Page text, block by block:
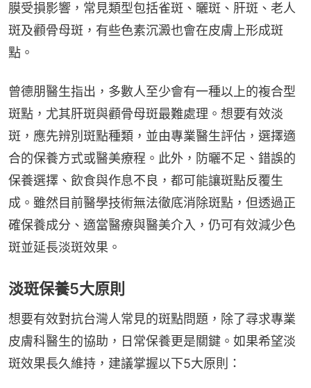
膜受損影響，常見類型包括雀斑、曬斑、肝斑、老人
斑及顴骨母斑，有些色素沉澱也會在皮膚上形成斑
點。
曾德朋醫生指出，多數人至少會有一種以上的複合型
斑點，尤其肝斑與顴骨母斑最難處理。想要有效淡
斑，應先辨別斑點種類，並由專業醫生評估，選擇適
合的保養方式或醫美療程。此外，防曬不足、錯誤的
保養選擇、飲食與作息不良，都可能讓斑點反覆生
成。雖然目前醫學技術無法徹底消除斑點，但透過正
確保養成分、適當醫療與醫美介入，仍可有效減少色
斑並延長淡斑效果。
淡斑保養5大原則
想要有效對抗台灣人常見的斑點問題，除了尋求專業
皮膚科醫生的協助，日常保養更是關鍵。如果希望淡
斑效果長久維持，建議掌握以下5大原則：